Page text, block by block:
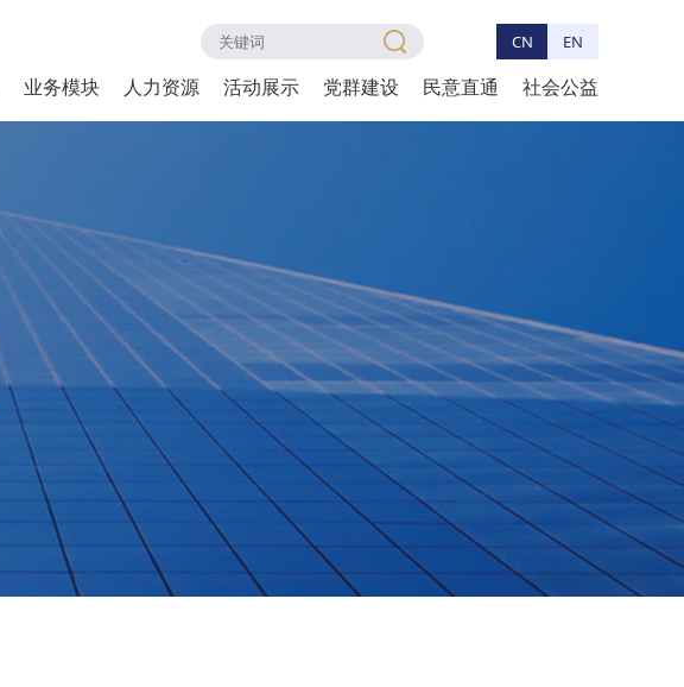
CN EN
业务模块 人力资源 活动展示 党群建设 民意直通 社会公益